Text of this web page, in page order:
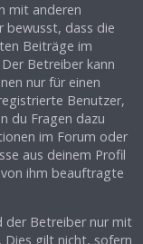
mit anderen
bewusst, dass die
Beiträge im
Betreiber kann
nur für einen
Benutzer,
du Fragen dazu
im Forum oder
aus deinem Profil
ihm beauftragte
der Betreiber nur mit
gilt nicht, sofern